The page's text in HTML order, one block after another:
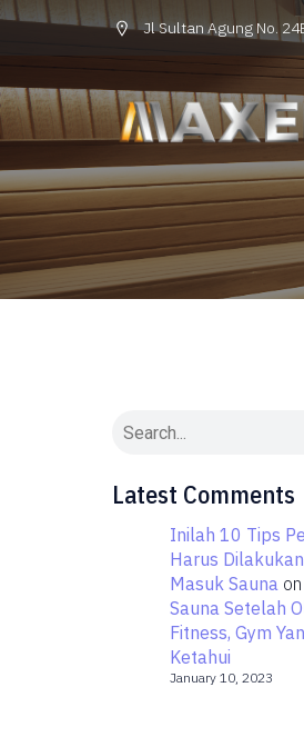
Jl Sultan Agung No.
Latest Comments
Inilah 10 Tips
Harus
Masuk Sauna on
Sauna Setelah
Fitness, Gym
Ketahui
January 10, 2023